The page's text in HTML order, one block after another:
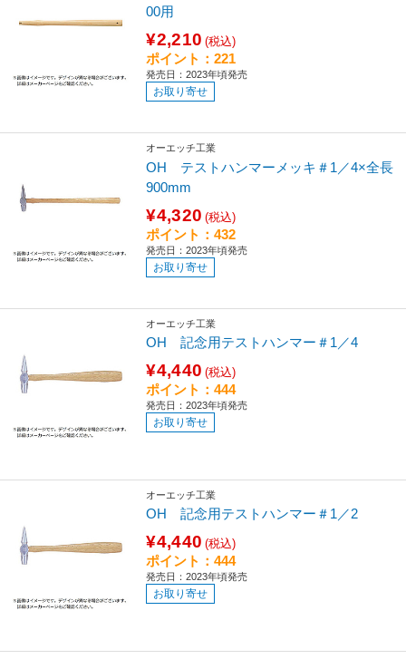
00用
¥2,210 (税込)
ポイント：221
発売日：2023年頃発売
お取り寄せ
オーエッチ工業
OH テストハンマーメッキ＃1／4×全長
900mm
¥4,320 (税込)
ポイント：432
発売日：2023年頃発売
お取り寄せ
オーエッチ工業
OH 記念用テストハンマー＃1／4
¥4,440 (税込)
ポイント：444
発売日：2023年頃発売
お取り寄せ
オーエッチ工業
OH 記念用テストハンマー＃1／2
¥4,440 (税込)
ポイント：444
発売日：2023年頃発売
お取り寄せ